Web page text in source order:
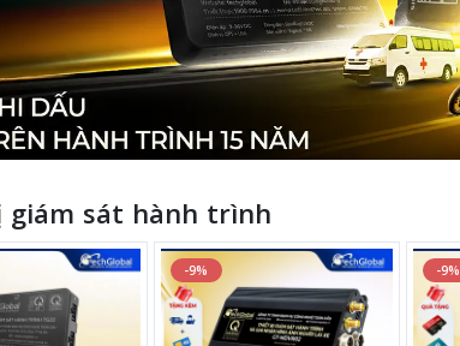
giám sát hành trình
-9% -9%